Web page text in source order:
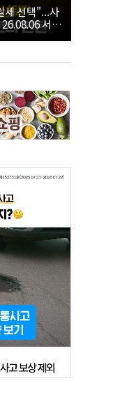
세 선택"...사
서울